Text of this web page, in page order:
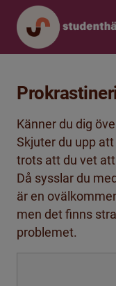
Känner du dig
Skjuter du upp
trots att du vet
Då sysslar du
är en
men det finns
problemet.